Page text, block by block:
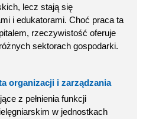
lecz stają się
i edukatorami. Choć praca ta
rzeczywistość oferuje
sektorach gospodarki.
organizacji i zarządzania
z pełnienia funkcji
w jednostkach